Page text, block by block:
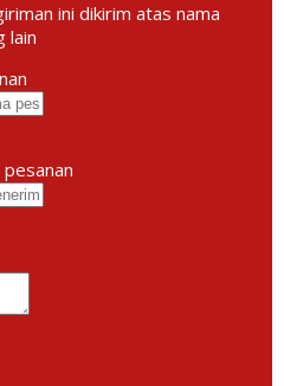
ini dikirim atas nama
lain